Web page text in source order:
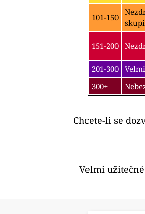
101-150
151-200
201-300
300+
Chcete-li se
Velmi